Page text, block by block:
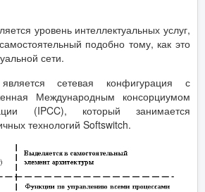
уровень интеллектуальных услуг,
подобно тому, как это
сети.
является сетевая конфигурация с
Международным консорциумом
(IPCC), который занимается
технологий Softswitch.